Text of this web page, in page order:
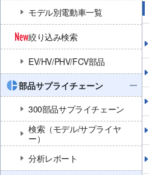
モデル別電動車一覧
絞り込み検索
EV/HV/PHV/FCV部品
部品サプライチェーン
300部品サプライチェーン
検索（モデル/サプライヤ
ー）
分析レポート